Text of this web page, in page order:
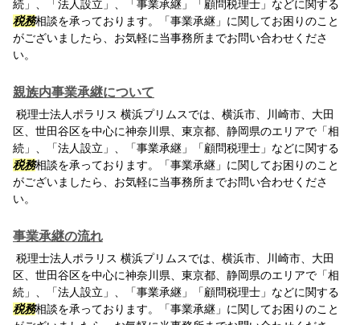
続」、「法人設立」、「事業承継」「顧問税理士」などに関する
税務相談を承っております。「事業承継」に関してお困りのこと
がございましたら、お気軽に当事務所までお問い合わせくださ
い。
親族内事業承継について
税理士法人ポラリス 横浜プリムスでは、横浜市、川崎市、大田
区、世田谷区を中心に神奈川県、東京都、静岡県のエリアで「相
続」、「法人設立」、「事業承継」「顧問税理士」などに関する
税務相談を承っております。「事業承継」に関してお困りのこと
がございましたら、お気軽に当事務所までお問い合わせくださ
い。
事業承継の流れ
税理士法人ポラリス 横浜プリムスでは、横浜市、川崎市、大田
区、世田谷区を中心に神奈川県、東京都、静岡県のエリアで「相
続」、「法人設立」、「事業承継」「顧問税理士」などに関する
税務相談を承っております。「事業承継」に関してお困りのこと